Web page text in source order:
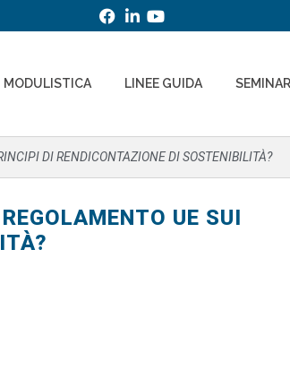
MODULISTICA LINEE GUIDA
DI RENDICONTAZIONE DI SOSTENIBILITÀ?
UE SUI